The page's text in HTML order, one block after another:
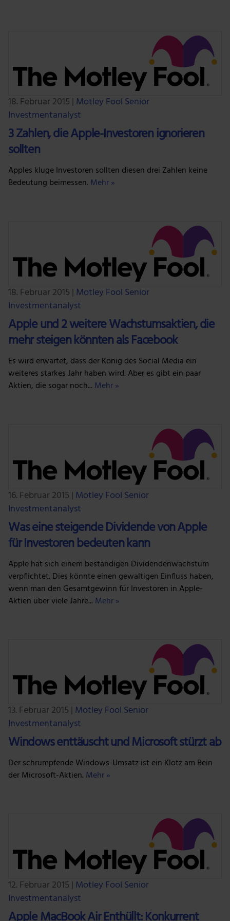
18. Februar 2015 | Motley Fool Senior
Investmentanalyst
3 Zahlen, die Apple-Investoren ignorieren
sollten
Apples kluge Investoren sollten diesen drei Zahlen keine
Bedeutung beimessen. Mehr »
18. Februar 2015 | Motley Fool Senior
Investmentanalyst
Apple und 2 weitere Wachstumsaktien, die
mehr steigen könnten als Facebook
Es wird erwartet, dass der König des Social Media ein
weiteres starkes Jahr haben wird. Aber es gibt ein paar
Aktien, die sogar noch... Mehr »
16. Februar 2015 | Motley Fool Senior
Investmentanalyst
Was eine steigende Dividende von Apple
für Investoren bedeuten kann
Apple hat sich einem beständigen Dividendenwachstum
verpflichtet. Dies könnte einen gewaltigen Einfluss haben,
wenn man den Gesamtgewinn für Investoren in Apple-
Aktien über viele Jahre... Mehr »
13. Februar 2015 | Motley Fool Senior
Investmentanalyst
Windows enttäuscht und Microsoft stürzt ab
Der schrumpfende Windows-Umsatz ist ein Klotz am Bein
der Microsoft-Aktien. Mehr »
12. Februar 2015 | Motley Fool Senior
Investmentanalyst